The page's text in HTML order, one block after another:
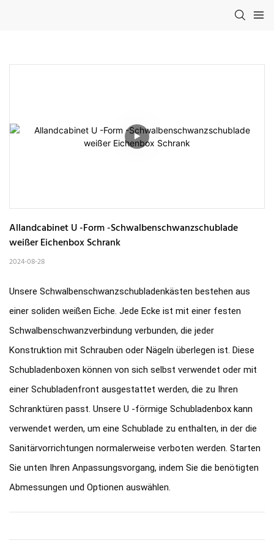
Allandcabinet U -Form -Schwalbenschwanzschublade
weißer Eichenbox Schrank
2024-08-28
Unsere Schwalbenschwanzschubladenkästen bestehen aus
einer soliden weißen Eiche. Jede Ecke ist mit einer festen
Schwalbenschwanzverbindung verbunden, die jeder
Konstruktion mit Schrauben oder Nägeln überlegen ist. Diese
Schubladenboxen können von sich selbst verwendet oder mit
einer Schubladenfront ausgestattet werden, die zu Ihren
Schranktüren passt. Unsere U -förmige Schubladenbox kann
verwendet werden, um eine Schublade zu enthalten, in der die
Sanitärvorrichtungen normalerweise verboten werden. Starten
Sie unten Ihren Anpassungsvorgang, indem Sie die benötigten
Abmessungen und Optionen auswählen.